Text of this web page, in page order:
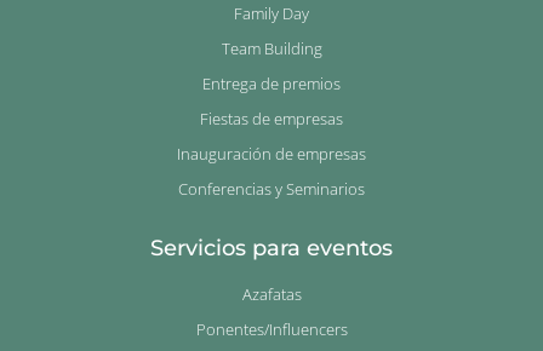
Family Day
Team Building
Entrega de premios
Fiestas de empresas
Inauguración de empresas
Conferencias y Seminarios
Servicios para eventos
Azafatas
Ponentes/Influencers